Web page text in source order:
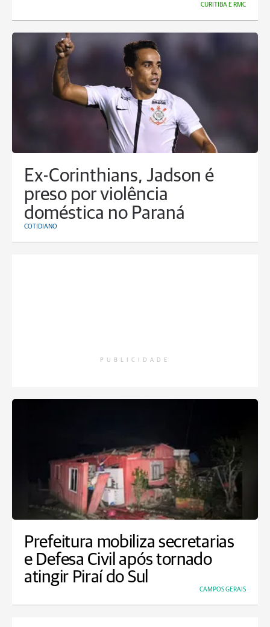
CURITIBA E RMC
Ex-Corinthians, Jadson é
preso por violência
doméstica no Paraná
COTIDIANO
PUBLICIDADE
Prefeitura mobiliza secretarias
e Defesa Civil após tornado
atingir Piraí do Sul
CAMPOS GERAIS